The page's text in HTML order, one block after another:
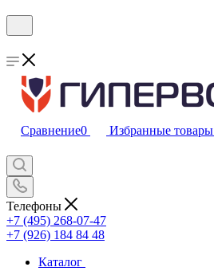
Сравнение0 Избранные товары
Телефоны
+7 (495) 268-07-47
+7 (926) 184 84 48
Каталог